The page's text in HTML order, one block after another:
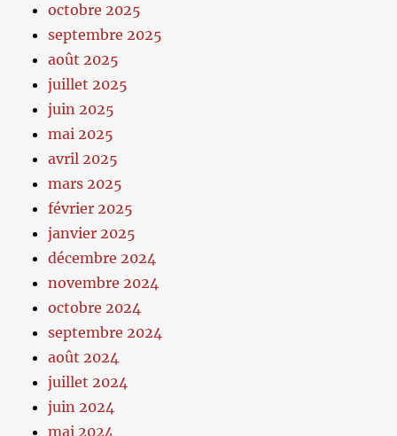
octobre 2025
septembre 2025
août 2025
juillet 2025
juin 2025
mai 2025
avril 2025
mars 2025
février 2025
janvier 2025
décembre 2024
novembre 2024
octobre 2024
septembre 2024
août 2024
juillet 2024
juin 2024
mai 2024